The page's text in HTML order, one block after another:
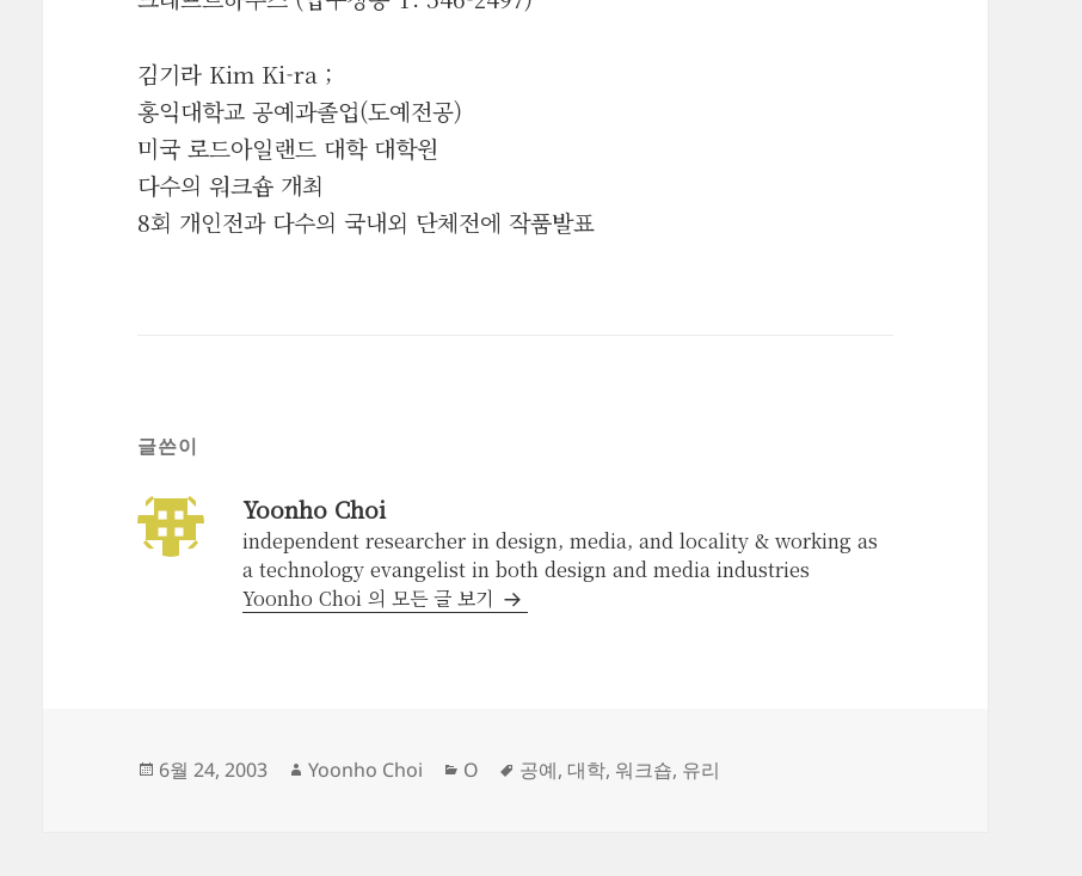
김기라 Kim Ki-ra ;
홍익대학교 공예과졸업(도예전공)
미국 로드아일랜드 대학 대학원
다수의 워크숍 개최
8회 개인전과 다수의 국내외 단체전에 작품발표
글쓴이
Yoonho Choi
independent researcher in design, media, and locality & working as
a technology evangelist in both design and media industries
Yoonho Choi 의 모든 글 보기
작
6월 24, 2003
글
Yoonho Choi
카
O
태
공예,대학, 워크숍, 유리